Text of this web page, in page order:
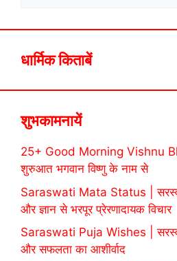
धार्मिक किताबें
शुभकामनायें
25+ Good Morning Vishnu
शुरुआत भगवान विष्णु के नाम से
Saraswati Mata Status |
और ज्ञान से भरपूर प्रेरणादायक विचार
Saraswati Puja Wishes |
और सफलता का आशीर्वाद